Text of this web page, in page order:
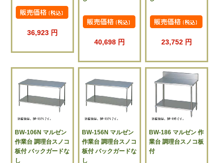
36,923 円
40,698 円 23,752 円
BW-106N マルゼン
作業台 調理台スノコ
板付 バックガードな
し
BW-156N マルゼン
作業台 調理台スノコ
板付 バックガードな
し
BW-186 マルゼン 作
業台 調理台スノコ板
付